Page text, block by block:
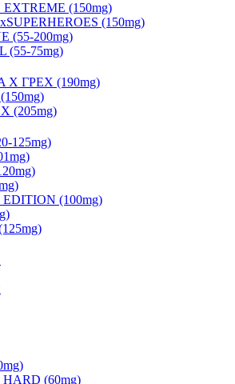
(150mg)
(150mg)
(55-200mg)
(55-75mg)
X ГРЕХ (190mg)
(205mg)
125mg)
(100mg)
(60mg)